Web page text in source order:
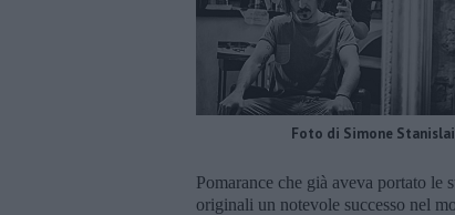
Foto di Simone Stanislai
Pomarance che già aveva portato le
originali un notevole successo nel